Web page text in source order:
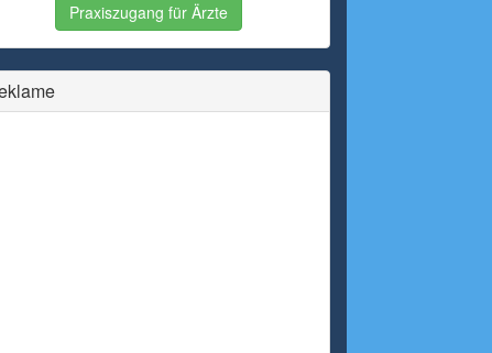
Praxiszugang für Ärzte